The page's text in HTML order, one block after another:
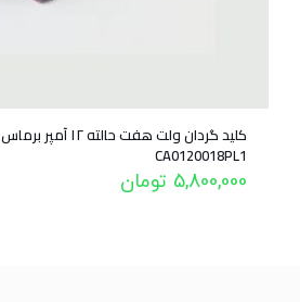
CA0120018PL1
5,800,000 تومان